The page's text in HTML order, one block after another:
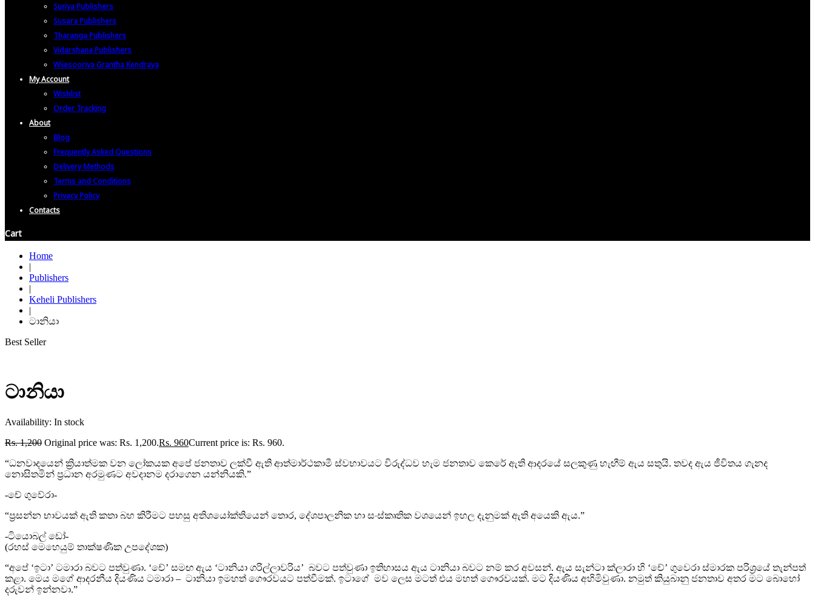
Suriya Publishers
Susara Publishers
Tharanga Publishers
Vidarshana Publishers
Wijesooriya Grantha Kendraya
My Account
Wishlist
Order Tracking
About
Blog
Frequently Asked Questions
Delivery Methods
Terms and Conditions
Privacy Policy
Contacts
Cart
Home
|
Publishers
|
Keheli Publishers
|
ටානියා
Best Seller
ටානියා
Availability: In stock
Rs.1,200 Original price was: Rs. 1,200.Rs. 960Current price is: Rs. 960.
“ධනවාදයෙන් ක්‍රියාත්මක වන ලෝකයක අපේ ජනතාව ලක්වී ඇති ආත්මාර්ථකාමී ස්වභාවයට විරුද්ධව හැම ජනතාව කෙරේ ඇති ආදරයේ සලකුණු හැඟීම් ඇය සතුයි. තවද ඇය ජීවිතය ගැනද
නොසිතමින් ප්‍රධාන අරමුණට අවදානම දරාගෙන යන්නියකි.”
-චේ ගුවේරා-
“ප්‍රසන්න භාවයක් ඇති කතා බහ කිරීමට පහසු අතිශයෝක්තියෙන් තොර, දේශපාලනික හා සංස්කෘතික වශයෙන් ඉහල දැනුමක් ඇති අයෙකි ඇය.”
-ටියොබල් ඩෝ-
(රහස් මෙහෙයුම් තාක්ෂණික උපදේශක)
“අපේ ‘ඉටා’ ටමාරා බවට පත්වුණා. ‘චේ’ සමඟ ඇය ‘ටානියා ගරිල්ලාවරිය’ බවට පත්වුණා ඉතිහාසය ඇය ටානියා බවට නම් කර අවසන්. ඇය සැන්ටා ක්ලාරා හි ‘චේ’ ගුවෙරා ස්මාරක පරිශ්‍රයේ තැන්පත්
කළා. මෙය මගේ ආදරනීය දියණිය ටමාරා – ටානියා ඉමහත් ගෞරවයට පත්වීමක්. ඉටාගේ මව ලෙස මටත් එය මහත් ගෞරවයක්. මට දියණිය අහිමිවුණා. නමුත් කියුබානු ජනතාව අතර මට බොහෝ
දරුවන් ඉන්නවා.”